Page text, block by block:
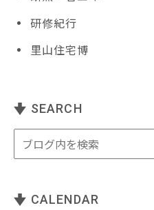
研修紀行
里山住宅博
SEARCH
CALENDAR